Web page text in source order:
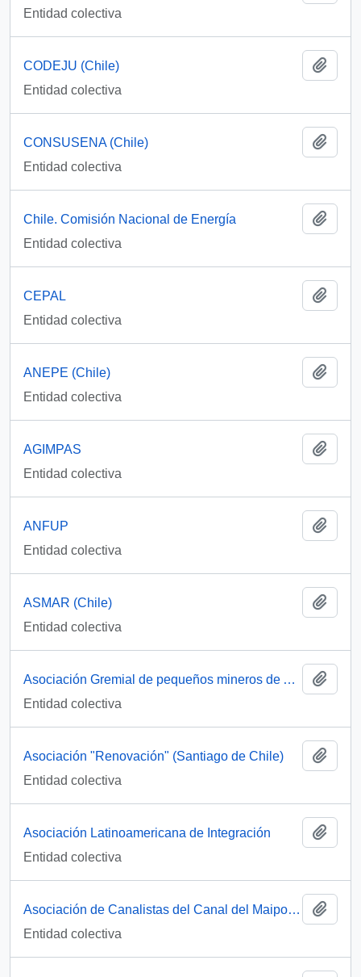
Entidad colectiva
CODEJU (Chile)
Entidad colectiva
CONSUSENA (Chile)
Entidad colectiva
Chile. Comisión Nacional de Energía
Entidad colectiva
CEPAL
Entidad colectiva
ANEPE (Chile)
Entidad colectiva
AGIMPAS
Entidad colectiva
ANFUP
Entidad colectiva
ASMAR (Chile)
Entidad colectiva
Asociación Gremial de pequeños mineros de Arica y Parinacota
Entidad colectiva
Asociación "Renovación" (Santiago de Chile)
Entidad colectiva
Asociación Latinoamericana de Integración
Entidad colectiva
Asociación de Canalistas del Canal del Maipo (Chile)
Entidad colectiva